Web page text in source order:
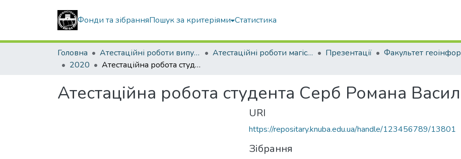
Фонди та зібранняПошук за критеріями Статистика
Головна Атестаційні роботи випускників Атестаційні роботи магістрів Презентації
2020
Атестаційна робота студента Серб Романа Васильовича
Атестаційна робота студента Серб Романа
URI
https://repositary.knuba.edu.ua/handle/123456789/13801
Зібрання